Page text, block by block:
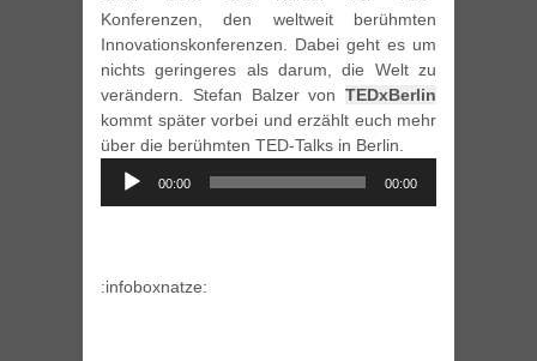
Konferenzen, den weltweit berühmten
Innovationskonferenzen. Dabei geht es um
nichts geringeres als darum, die Welt zu
verändern. Stefan Balzer von TEDxBerlin
kommt später vorbei und erzählt euch mehr
über die berühmten TED-Talks in Berlin.
Audio
Player
00:00 00:00
:infoboxnatze: